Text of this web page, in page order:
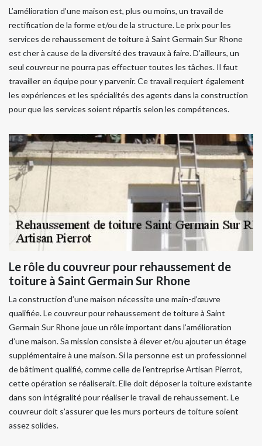
L’amélioration d’une maison est, plus ou moins, un travail de
rectification de la forme et/ou de la structure. Le prix pour les
services de rehaussement de toiture à Saint Germain Sur Rhone
est cher à cause de la diversité des travaux à faire. D’ailleurs, un
seul couvreur ne pourra pas effectuer toutes les tâches. Il faut
travailler en équipe pour y parvenir. Ce travail requiert également
les expériences et les spécialités des agents dans la construction
pour que les services soient répartis selon les compétences.
Le rôle du couvreur pour rehaussement de
toiture à Saint Germain Sur Rhone
La construction d’une maison nécessite une main-d’œuvre
qualifiée. Le couvreur pour rehaussement de toiture à Saint
Germain Sur Rhone joue un rôle important dans l’amélioration
d’une maison. Sa mission consiste à élever et/ou ajouter un étage
supplémentaire à une maison. Si la personne est un professionnel
de bâtiment qualifié, comme celle de l’entreprise Artisan Pierrot,
cette opération se réaliserait. Elle doit déposer la toiture existante
dans son intégralité pour réaliser le travail de rehaussement. Le
couvreur doit s’assurer que les murs porteurs de toiture soient
assez solides.